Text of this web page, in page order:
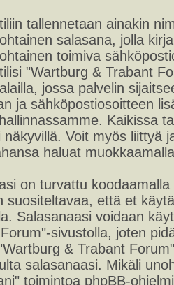
tallennetaan ainakin
salasana, jolla
toimiva
"Wartburg & Trabant
jossa palvelin
ja sähköpostiosoitteen
Kaikissa
näkyvillä. Voit myös liittyä
haluat
on turvattu
suositeltavaa, että et
Salasanaasi voidaan
sivustolla, joten
& Trabant
salasanaasi. Mikäli
toimintoa phpBB-